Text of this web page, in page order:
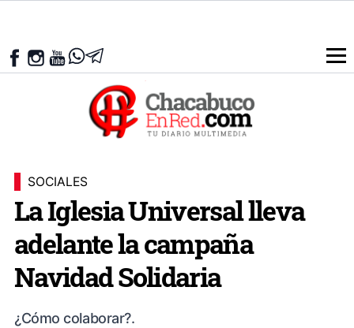
SOCIALES
La Iglesia Universal lleva
adelante la campaña
Navidad Solidaria
¿Cómo colaborar?.